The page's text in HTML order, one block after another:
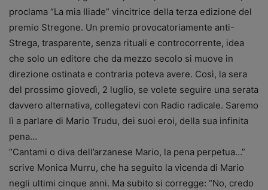
proclama “La mia Iliade” vincitrice della terza edizione del
premio Stregone. Un premio provocatoriamente anti-
Strega, trasparente, senza rituali e controcorrente, idea
che solo un editore che da mezzo secolo si muove in
direzione ostinata e contraria poteva avere. Così, la sera
del prossimo giovedì, 2 luglio, se volete seguire una serata
davvero alternativa, collegatevi con Radio radicale. Saremo
lì a parlare di Mario Trudu, dei suoi eroi, della sua infinita
pena…
“Cantami o diva dell’arzanese Mario, la pena perpetua…”
scrive Monica Murru, che ha seguito la vicenda di Mario
negli ultimi cinque anni. Ma subito si corregge: “No, credo